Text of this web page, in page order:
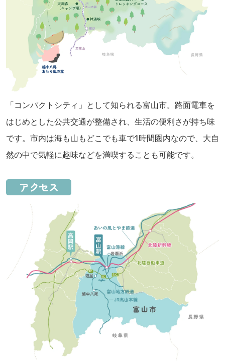
「コンパクトシティ」として知られる富山市。路面電車を
はじめとした公共交通が整備され、生活の便利さが持ち味
です。市内は海も山もどこでも車で1時間圏内なので、大自
然の中で気軽に趣味などを満喫することも可能です。
アクセス